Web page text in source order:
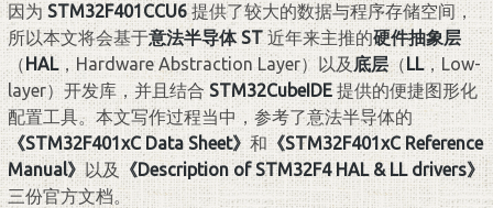
因为STM32F401CCU6提供了较大的数据与程序存储空间，
所以本文将会基于意法半导体 ST近年来主推的硬件抽象层
（HAL，Hardware Abstraction Layer）以及底层（LL，Low-
layer）开发库，并且结合 STM32CubeIDE提供的便捷图形化
配置工具。本文写作过程当中，参考了意法半导体的
《STM32F401xC Data Sheet》和《STM32F401xC Reference
Manual》以及《Description of STM32F4 HAL & LL drivers》
三份官方文档。